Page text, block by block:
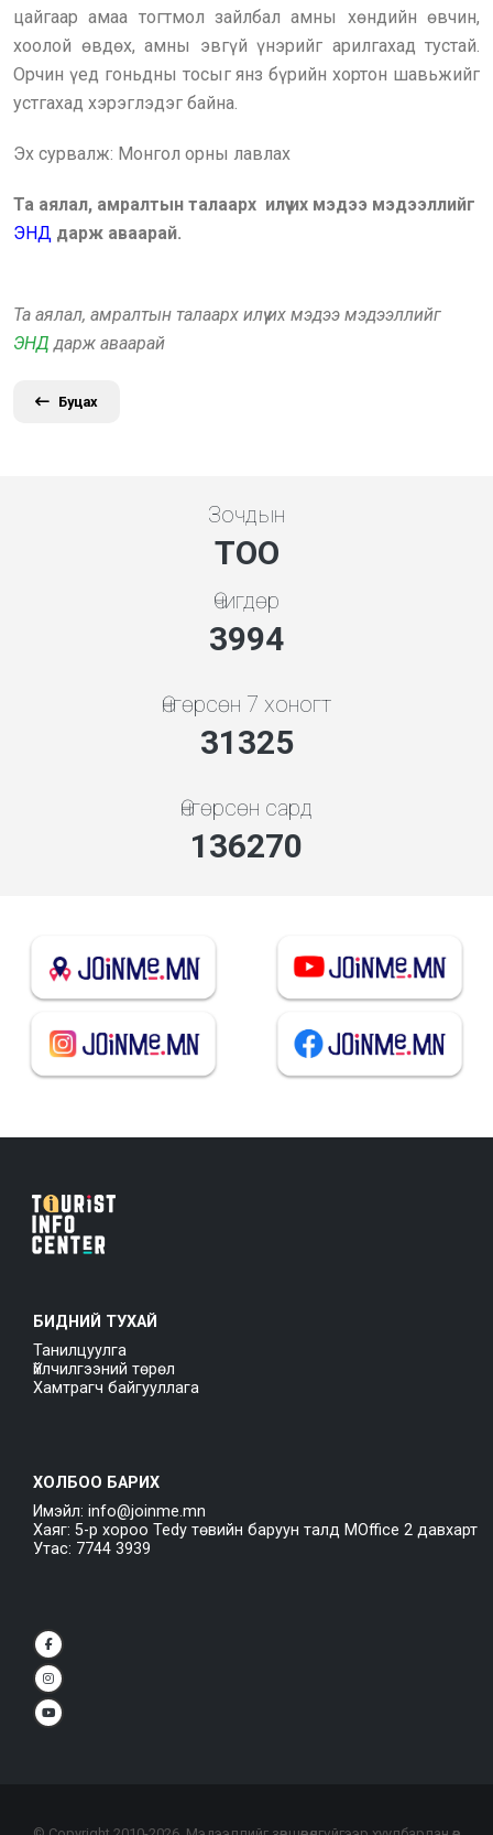
цайгаар амаа тогтмол зайлбал амны хөндийн өвчин,
хоолой өвдөх, амны эвгүй үнэрийг арилгахад тустай.
Орчин үед гоньдны тосыг янз бүрийн хортон шавьжийг
устгахад хэрэглэдэг байна.
Эх сурвалж: Монгол орны лавлах
Та аялал, амралтын талаарх илүү их мэдээ мэдээллийг
ЭНД дарж аваарай.
Та аялал, амралтын талаарх илүү их мэдээ мэдээллийг
ЭНД дарж аваарай
Буцах
Зочдын
ТОО
Өчигдөр
4279
Өнгөрсөн 7 хоногт
33563
Өнгөрсөн сард
146004
БИДНИЙ ТУХАЙ
Танилцуулга
Үйлчилгээний төрөл
Хамтрагч байгууллага
ХОЛБОО БАРИХ
Имэйл: info@joinme.mn
Хаяг: 5-р хороо Tedy төвийн баруун талд MOffice 2 давхарт
Утас: 7744 3939